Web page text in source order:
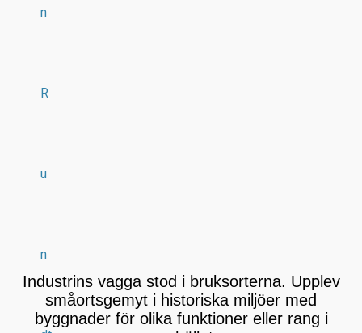
n
R
u
n
Industrins vagga stod i bruksorterna. Upplev
småortsgemyt i historiska miljöer med
byggnader för olika funktioner eller rang i